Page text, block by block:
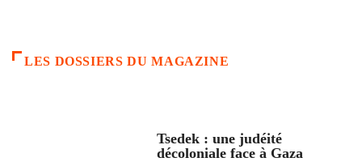
LES DOSSIERS DU MAGAZINE
Tsedek : une judéité
décoloniale face à Gaza